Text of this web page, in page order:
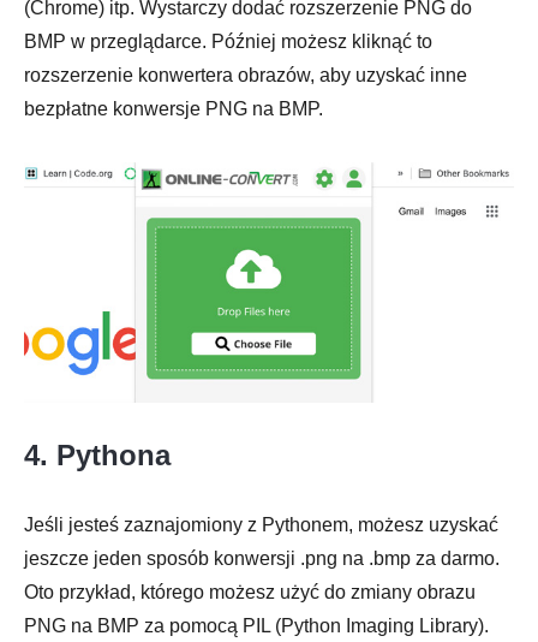
Krok 2.
Krok 3.
(Chrome) itp. Wystarczy dodać rozszerzenie PNG do
BMP w przeglądarce. Później możesz kliknąć to
rozszerzenie konwertera obrazów, aby uzyskać inne
bezpłatne konwersje PNG na BMP.
4. Pythona
Jeśli jesteś zaznajomiony z Pythonem, możesz uzyskać
jeszcze jeden sposób konwersji .png na .bmp za darmo.
Oto przykład, którego możesz użyć do zmiany obrazu
PNG na BMP za pomocą PIL (Python Imaging Library).